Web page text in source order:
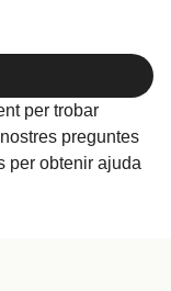
per trobar
preguntes
per obtenir ajuda